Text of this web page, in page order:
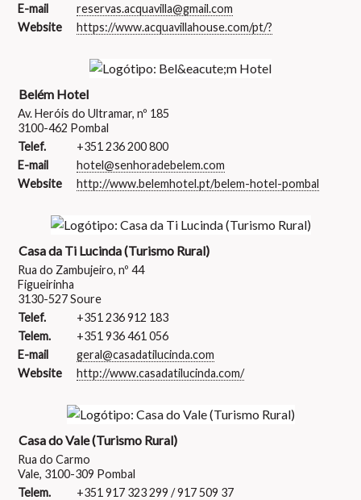
E-mail
reservas.acquavilla@gmail.com
Website
https://www.acquavillahouse.com/pt/?
Belém Hotel
Av. Heróis do Ultramar, nº 185
3100-462 Pombal
Telef.
+351 236 200 800
E-mail
hotel@senhoradebelem.com
Website
http://www.belemhotel.pt/belem-hotel-pombal
Casa da Ti Lucinda (Turismo Rural)
Rua do Zambujeiro, nº 44
Figueirinha
3130-527 Soure
Telef.
+351 236 912 183
Telem.
+351 936 461 056
E-mail
geral@casadatilucinda.com
Website
http://www.casadatilucinda.com/
Casa do Vale (Turismo Rural)
Rua do Carmo
Vale, 3100-309 Pombal
Telem.
+351 917 323 299 / 917 509 37